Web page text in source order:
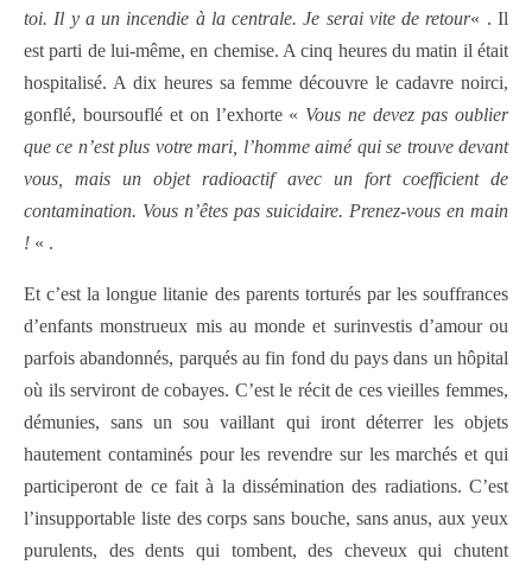
toi. Il y a un incendie à la centrale. Je serai vite de retour« . Il
est parti de lui-même, en chemise. A cinq heures du matin il était
hospitalisé. A dix heures sa femme découvre le cadavre noirci,
gonflé, boursouflé et on l’exhorte « Vous ne devez pas oublier
que ce n’est plus votre mari, l’homme aimé qui se trouve devant
vous, mais un objet radioactif avec un fort coefficient de
contamination. Vous n’êtes pas suicidaire. Prenez-vous en main
! « .
Et c’est la longue litanie des parents torturés par les souffrances
d’enfants monstrueux mis au monde et surinvestis d’amour ou
parfois abandonnés, parqués au fin fond du pays dans un hôpital
où ils serviront de cobayes. C’est le récit de ces vieilles femmes,
démunies, sans un sou vaillant qui iront déterrer les objets
hautement contaminés pour les revendre sur les marchés et qui
participeront de ce fait à la dissémination des radiations. C’est
l’insupportable liste des corps sans bouche, sans anus, aux yeux
purulents, des dents qui tombent, des cheveux qui chutent